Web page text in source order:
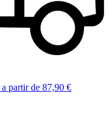
a partir de 87,90 €